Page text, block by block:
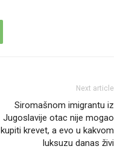
Next article
Siromašnom imigrantu iz
Jugoslavije otac nije mogao
kupiti krevet, a evo u kakvom
luksuzu danas živi